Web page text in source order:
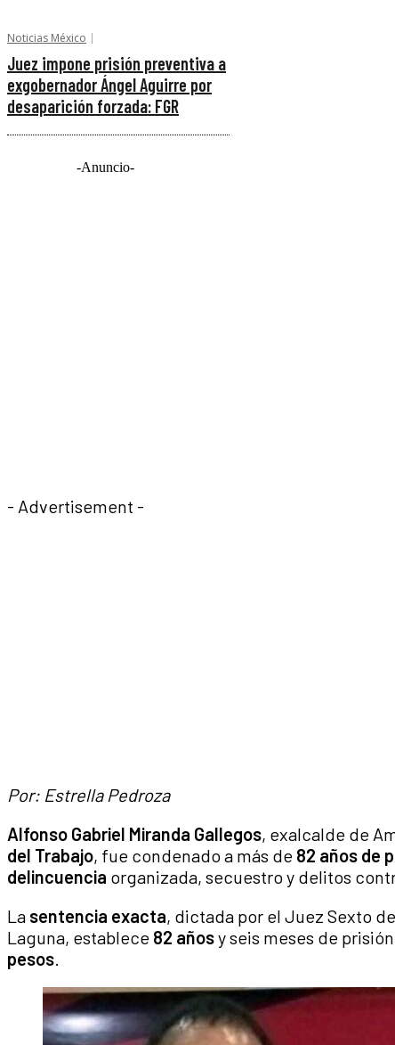
Noticias México
Juez impone prisión preventiva a
exgobernador Ángel Aguirre por
desaparición forzada: FGR
-Anuncio-
- Advertisement -
Por: Estrella Pedroza
Alfonso Gabriel Miranda Gallegos, exalcalde de
del Trabajo, fue condenado a más de 82 años de
delincuencia organizada, secuestro y delitos
La sentencia exacta, dictada por el Juez Sexto
Laguna, establece 82 añosy seis meses de
pesos.